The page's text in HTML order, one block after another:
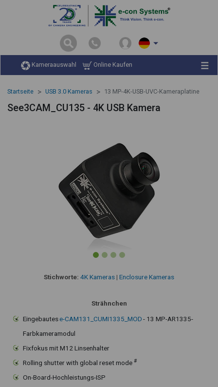
Kameraauswahl Online Kaufen
Startseite USB 3.0 Kameras 13 MP-4K-USB-UVC-Kameraplatine
See3CAM_CU135 - 4K USB Kamera
Stichworte: 4K Kameras | Enclosure Kameras
Strähnchen
Eingebautese-CAM131_CUMI1335_MOD- 13 MP-AR1335-
Farbkameramodul
Fixfokus mit M12 Linsenhalter
Rolling shutter with global reset mode #
On-Board-Hochleistungs-ISP